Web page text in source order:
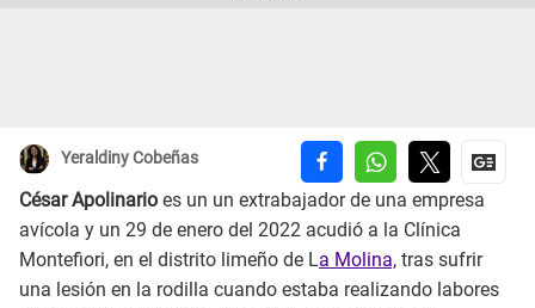
Yeraldiny Cobeñas
César Apolinario es un un extrabajador de una empresa
avícola y un 29 de enero del 2022 acudió a la Clínica
Montefiori, en el distrito limeño de La Molina, tras sufrir
una lesión en la rodilla cuando estaba realizando labores